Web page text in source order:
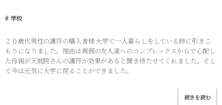
学校
２０歳代男性の護符の購入者様 大学で一人暮らしをしている時に引きこ
もりになりました。理由は周囲の友人達へのコンプレックスからで心配し
た母親が天就院さんの護符が効果があると聞き持たせてくれました。そし
て今は元気に大学に戻ることができました。
続きを読む